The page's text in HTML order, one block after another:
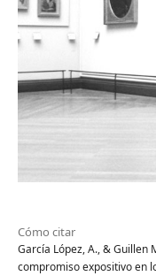
Cómo citar
García López, A., & Guillen
compromiso expositivo en